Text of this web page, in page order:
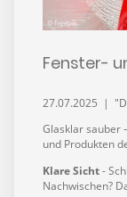
Fenster-
27.07.2025 |
Glasklar sauber
und Produkten
Klare Sicht-
Nachwischen?